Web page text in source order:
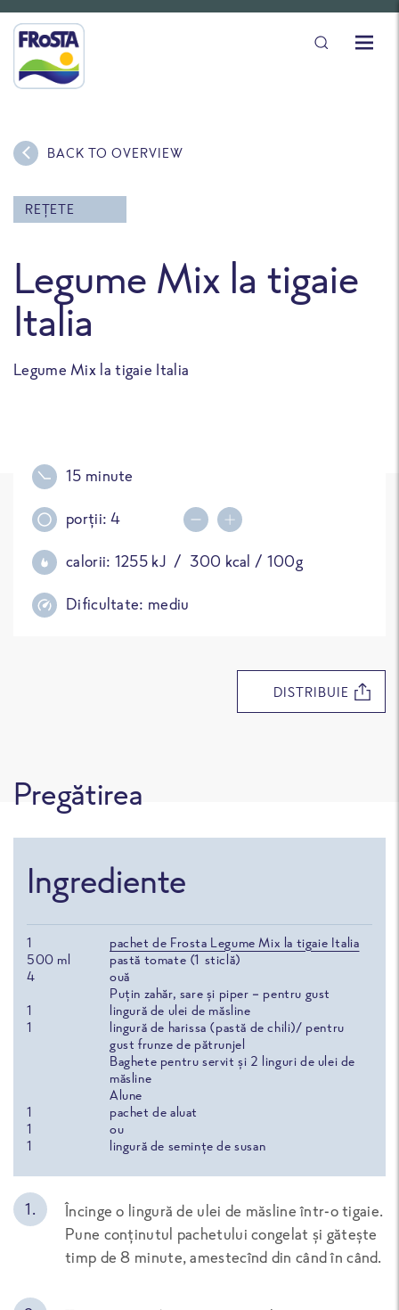
REȚETE
Legume Mix la tigaie
Italia
Legume Mix la tigaie Italia
BACK TO OVERVIEW
15 minute
porții:4
calorii: 1255kJ / 300 kcal / 100g
Dificultate: mediu
DISTRIBUIE
Pregătirea
Ingrediente
1
pachet de Frosta Legume Mix la tigaie Italia
500 ml
pastă tomate (1 sticlă)
4
ouă
Puțin zahăr, sare și piper – pentru gust
1
lingură de ulei de măsline
1
lingură de harissa (pastă de chili)/ pentru
gust frunze de pătrunjel
Baghete pentru servit și 2 linguri de ulei de
măsline
Alune
1
pachet de aluat
1
ou
1
lingură de semințe de susan
Încinge o lingură de ulei de măsline într-o tigaie.
Pune conținutul pachetului congelat și gătește
timp de 8 minute, amestecînd din când în când.